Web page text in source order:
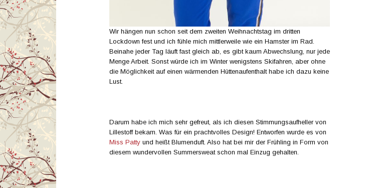
Wir hängen nun schon seit dem zweiten Weihnachtstag im dritten
Lockdown fest und ich fühle mich mittlerweile wie ein Hamster im Rad.
Beinahe jeder Tag läuft fast gleich ab, es gibt kaum Abwechslung, nur jede
Menge Arbeit. Sonst würde ich im Winter wenigstens Skifahren, aber ohne
die Möglichkeit auf einen wärmenden Hüttenaufenthalt habe ich dazu keine
Lust.
Darum habe ich mich sehr gefreut, als ich diesen Stimmungsaufheller von
Lillestoff bekam. Was für ein prachtvolles Design! Entworfen wurde es von
Miss Patty und heißt Blumenduft. Also hat bei mir der Frühling in Form von
diesem wundervollen Summersweat schon mal Einzug gehalten.